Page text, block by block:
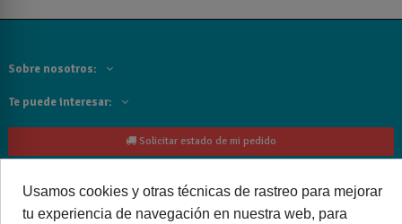
Sobre nosotros:
Te puede interesar:
Solicitar estado de mi pedido
Siguenos
Usamos cookies y otras técnicas de rastreo para mejorar
tu experiencia de navegación en nuestra web, para